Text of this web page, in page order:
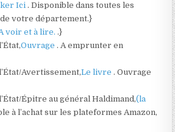
Ici. Disponible dans toutes les
votre département.}
voir et à lire..}
Ouvrage. A emprunter en
Avertissement,Le livre. Ouvrage
Épitre au général Haldimand,(la
à l’achat sur les plateformes Amazon,